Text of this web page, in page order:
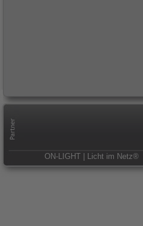
ON-LIGHT | Licht im Netz®